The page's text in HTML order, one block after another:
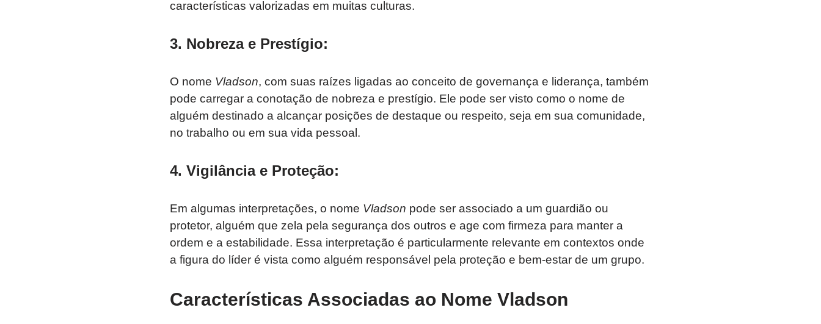
características valorizadas em muitas culturas.
3. Nobreza e Prestígio:
O nome Vladson, com suas raízes ligadas ao conceito de governança e liderança, também
pode carregar a conotação de nobreza e prestígio. Ele pode ser visto como o nome de
alguém destinado a alcançar posições de destaque ou respeito, seja em sua comunidade,
no trabalho ou em sua vida pessoal.
4. Vigilância e Proteção:
Em algumas interpretações, o nome Vladson pode ser associado a um guardião ou
protetor, alguém que zela pela segurança dos outros e age com firmeza para manter a
ordem e a estabilidade. Essa interpretação é particularmente relevante em contextos onde
a figura do líder é vista como alguém responsável pela proteção e bem-estar de um grupo.
Características Associadas ao Nome Vladson